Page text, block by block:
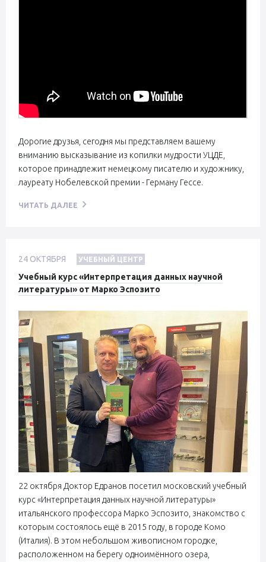
Дорогие друзья, сегодня мы представляем вашему
вниманию высказывание из копилки мудрости УЦДЕ,
которое принадлежит немецкому писателю и художнику,
лауреату Нобелевской премии - Герману Гессе.
ЧИТАТЬ ДАЛЕЕ
24 ОКТЯБРЯ УЧЕБНЫЙ ЦЕНТР
Учебный курс «Интерпретация данных научной
литературы» от Марко Эспозито
22 октября Доктор Едранов посетил московский учебный
курс «Интерпретация данных научной литературы»
итальянского профессора Марко Эспозито, знакомство с
которым состоялось ещё в 2015 году, в городе Комо
(Италия). В этом небольшом живописном городке,
расположенном на берегу одноимённого озера,